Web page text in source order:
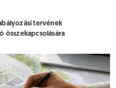
tervének
összekapcsolására